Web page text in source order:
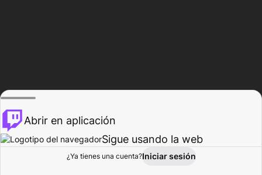
Explorar Actividad
Abrir en aplicación
Sigue usando la web
¿Ya tienes una cuenta?Iniciar sesión